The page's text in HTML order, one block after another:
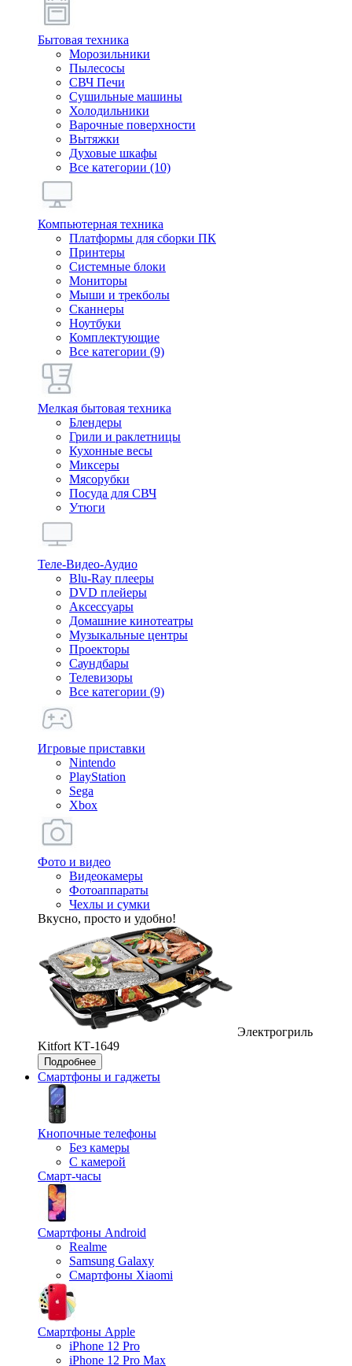
Бытовая техника
Морозильники
Пылесосы
СВЧ Печи
Сушильные машины
Холодильники
Варочные поверхности
Вытяжки
Духовые шкафы
Все категории (10)
Компьютерная техника
Платформы для сборки ПК
Принтеры
Системные блоки
Мониторы
Мыши и трекболы
Сканнеры
Ноутбуки
Комплектующие
Все категории (9)
Мелкая бытовая техника
Блендеры
Грили и раклетницы
Кухонные весы
Миксеры
Мясорубки
Посуда для СВЧ
Утюги
Теле-Видео-Аудио
Blu-Ray плееры
DVD плейеры
Аксессуары
Домашние кинотеатры
Музыкальные центры
Проекторы
Саундбары
Телевизоры
Все категории (9)
Игровые приставки
Nintendo
PlayStation
Sega
Xbox
Фото и видео
Видеокамеры
Фотоаппараты
Чехлы и сумки
Вкусно, просто и удобно!
Электрогриль
Kitfort КТ-1649
Подробнее
Смартфоны и гаджеты
Кнопочные телефоны
Без камеры
С камерой
Смарт-часы
Смартфоны Android
Realme
Samsung Galaxy
Смартфоны Xiaomi
Смартфоны Apple
iPhone 12 Pro
iPhone 12 Pro Max